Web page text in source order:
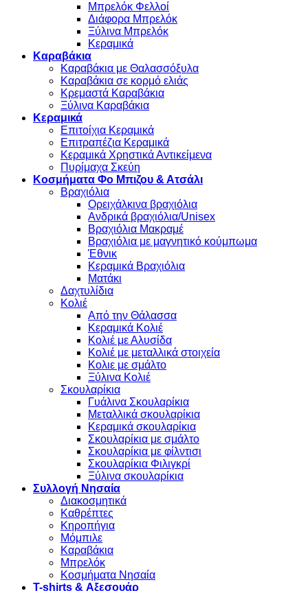
Μπρελόκ Φελλοί
Διάφορα Μπρελόκ
Ξύλινα Μπρελόκ
Κεραμικά
Καραβάκια
Καραβάκια με Θαλασσόξυλα
Καραβάκια σε κορμό ελιάς
Κρεμαστά Καραβάκια
Ξύλινα Καραβάκια
Κεραμικά
Επιτοίχια Κεραμικά
Επιτραπέζια Κεραμικά
Κεραμικά Χρηστικά Αντικείμενα
Πυρίμαχα Σκεύη
Κοσμήματα Φο Μπιζου & Ατσάλι
Βραχιόλια
Oρειχάλκινα βραχιόλια
Ανδρικά βραχιόλια/Unisex
Βραχιόλια Μακραμέ
Βραχιόλια με μαγνητικό κούμπωμα
Έθνικ
Κεραμικά Βραχιόλια
Ματάκι
Δαχτυλίδια
Κολιέ
Από την Θάλασσα
Κεραμικά Κολιέ
Κολιέ με Αλυσίδα
Κολιέ με μεταλλικά στοιχεία
Κολιε με σμάλτο
Ξύλινα Κολιέ
Σκουλαρίκια
Γυάλινα Σκουλαρίκια
Μεταλλικά σκουλαρίκια
Κεραμικά σκουλαρίκια
Σκουλαρίκια με σμάλτο
Σκουλαρίκια με φίλντισι
Σκουλαρίκια Φιλιγκρί
Ξύλινα σκουλαρίκια
Συλλογή Νησαία
Διακοσμητικά
Καθρέπτες
Κηροπήγια
Μόμπιλε
Καραβάκια
Μπρελόκ
Κοσμήματα Νησαία
Τ-shirts & Αξεσουάρ